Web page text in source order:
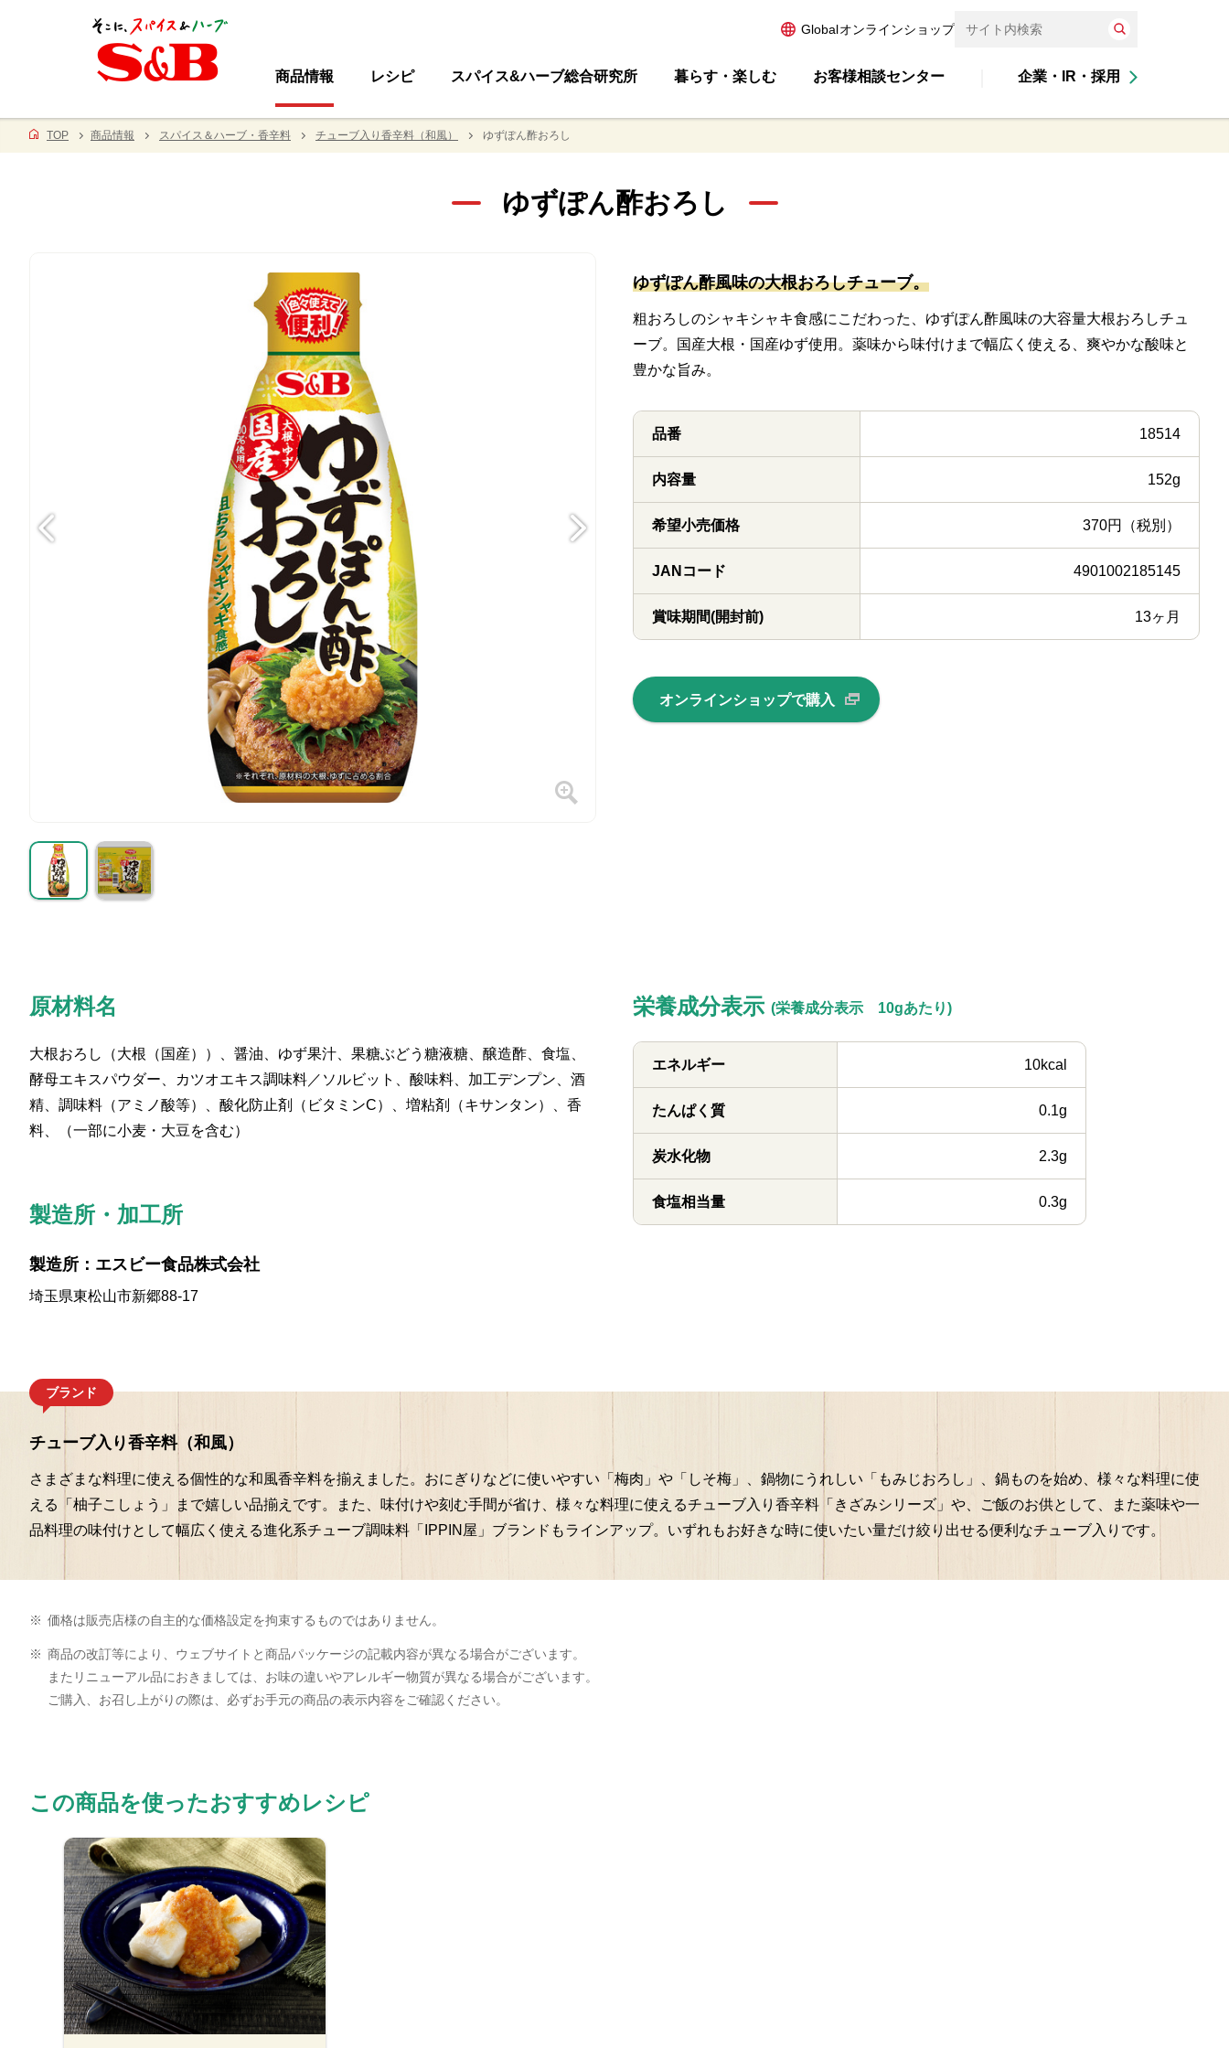
Globalオンラインショップ
商品情報 レシピ スパイス&ハーブ総合研究所 暮らす・楽しむ お客様相談センター 企業・IR・採用
TOP 商品情報 スパイス＆ハーブ・香辛料 チューブ入り香辛料（和風） ゆずぽん酢おろし
ゆずぽん酢おろし
ゆずぽん酢風味の大根おろしチューブ。
粗おろしのシャキシャキ食感にこだわった、ゆずぽん酢風味の大容量大根おろしチュ
ーブ。国産大根・国産ゆず使用。薬味から味付けまで幅広く使える、爽やかな酸味と
豊かな旨み。
品番 18514
内容量 152g
希望小売価格 370円（税別）
JANコード 4901002185145
賞味期間(開封前) 13ヶ月
オンラインショップで購入
原材料名
大根おろし（大根（国産））、醤油、ゆず果汁、果糖ぶどう糖液糖、醸造酢、食塩、
酵母エキスパウダー、カツオエキス調味料／ソルビット、酸味料、加工デンプン、酒
精、調味料（アミノ酸等）、酸化防止剤（ビタミンC）、増粘剤（キサンタン）、香
料、（一部に小麦・大豆を含む）
製造所・加工所
製造所：エスビー食品株式会社
埼玉県東松山市新郷88-17
栄養成分表示 (栄養成分表示 10gあたり)
エネルギー 10kcal
たんぱく質 0.1g
炭水化物 2.3g
食塩相当量 0.3g
ブランド
チューブ入り香辛料（和風）
さまざまな料理に使える個性的な和風香辛料を揃えました。おにぎりなどに使いやすい「梅肉」や「しそ梅」、鍋物にうれしい「もみじおろし」、鍋ものを始め、様々な料理に使
える「柚子こしょう」まで嬉しい品揃えです。また、味付けや刻む手間が省け、様々な料理に使えるチューブ入り香辛料「きざみシリーズ」や、ご飯のお供として、また薬味や一
品料理の味付けとして幅広く使える進化系チューブ調味料「IPPIN屋」ブランドもラインアップ。いずれもお好きな時に使いたい量だけ絞り出せる便利なチューブ入りです。
※ 価格は販売店様の自主的な価格設定を拘束するものではありません。
※ 商品の改訂等により、ウェブサイトと商品パッケージの記載内容が異なる場合がございます。
またリニューアル品におきましては、お味の違いやアレルギー物質が異なる場合がございます。
ご購入、お召し上がりの際は、必ずお手元の商品の表示内容をご確認ください。
この商品を使ったおすすめレシピ